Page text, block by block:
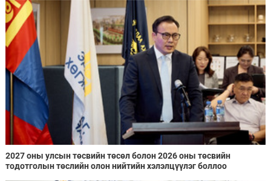
2027 оны улсын төсвийн төсөл болон 2026 оны төсвийн
тодотголын төслийн олон нийтийн хэлэлцүүлэг боллоо